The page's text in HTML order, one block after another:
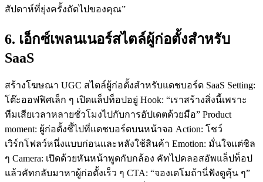
สัปดาห์ที่ยุ่งครั้งถัดไปของคุณ”
6. เอ็กซ์เพลนเนอร์สไตล์ผู้ก่อตั้งสำหรับ
SaaS
สร้างโฆษณา UGC สไตล์ผู้ก่อตั้งสำหรับแดชบอร์ด SaaS Setting:
โต๊ะออฟฟิศเล็ก ๆ เปิดแล็ปท็อปอยู่ Hook: “เราสร้างสิ่งนี้เพราะ
ทีมเสียเวลาหลายชั่วโมงไปกับการอัปเดตด้วยมือ” Product
moment: ผู้ก่อตั้งชี้ไปที่แดชบอร์ดบนหน้าจอ Action: โชว์
เวิร์กโฟลว์หนึ่งแบบก่อนและหลังใช้สินค้า Emotion: มั่นใจแต่ชิล
ๆ Camera: เปิดด้วยหันหน้าพูดกับกล้อง คัทไปคลอสอัพแล็ปท็อป
แล้วคัทกลับมาหาผู้ก่อตั้งเร็ว ๆ CTA: “จองเดโมถ้านี่ฟังดูคุ้น ๆ”